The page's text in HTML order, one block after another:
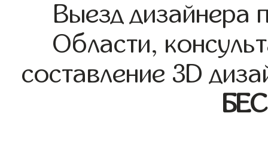
Выезд дизайнера
Области,
составление 3D